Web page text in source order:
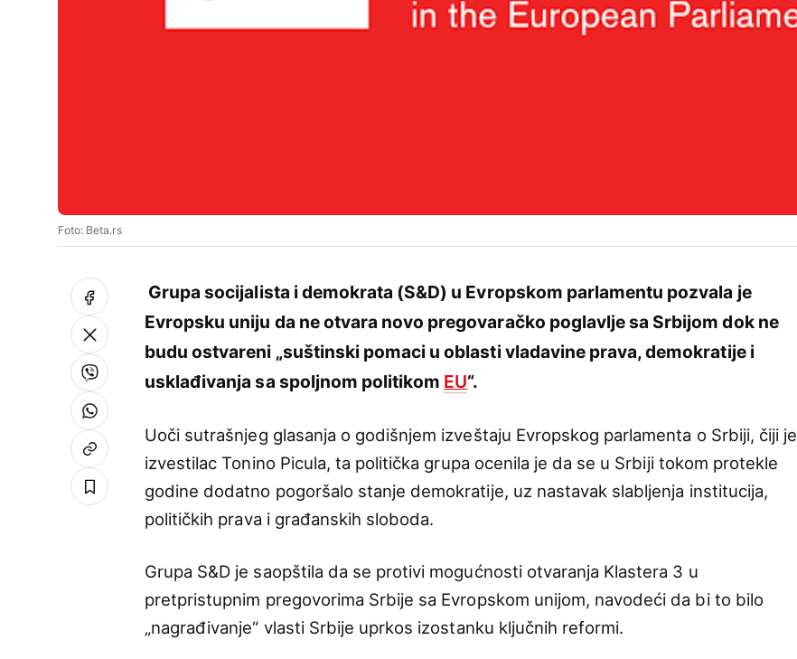
Foto: Beta.rs
Grupa socijalista i demokrata (S&D) u Evropskom parlamentu pozvala je
Evropsku uniju da ne otvara novo pregovaračko poglavlje sa Srbijom dok ne
budu ostvareni „suštinski pomaci u oblasti vladavine prava, demokratije i
usklađivanja sa spoljnom politikom EU“.
Uoči sutrašnjeg glasanja o godišnjem izveštaju Evropskog parlamenta o Srbiji, čiji je
izvestilac Tonino Picula, ta politička grupa ocenila je da se u Srbiji tokom protekle
godine dodatno pogoršalo stanje demokratije, uz nastavak slabljenja institucija,
političkih prava i građanskih sloboda.
Grupa S&D je saopštila da se protivi mogućnosti otvaranja Klastera 3 u
pretpristupnim pregovorima Srbije sa Evropskom unijom, navodeći da bi to bilo
„nagrađivanje“ vlasti Srbije uprkos izostanku ključnih reformi.